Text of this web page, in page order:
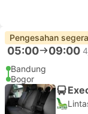
Pengesahan segera
05:00 09:00
Bandung
Bogor